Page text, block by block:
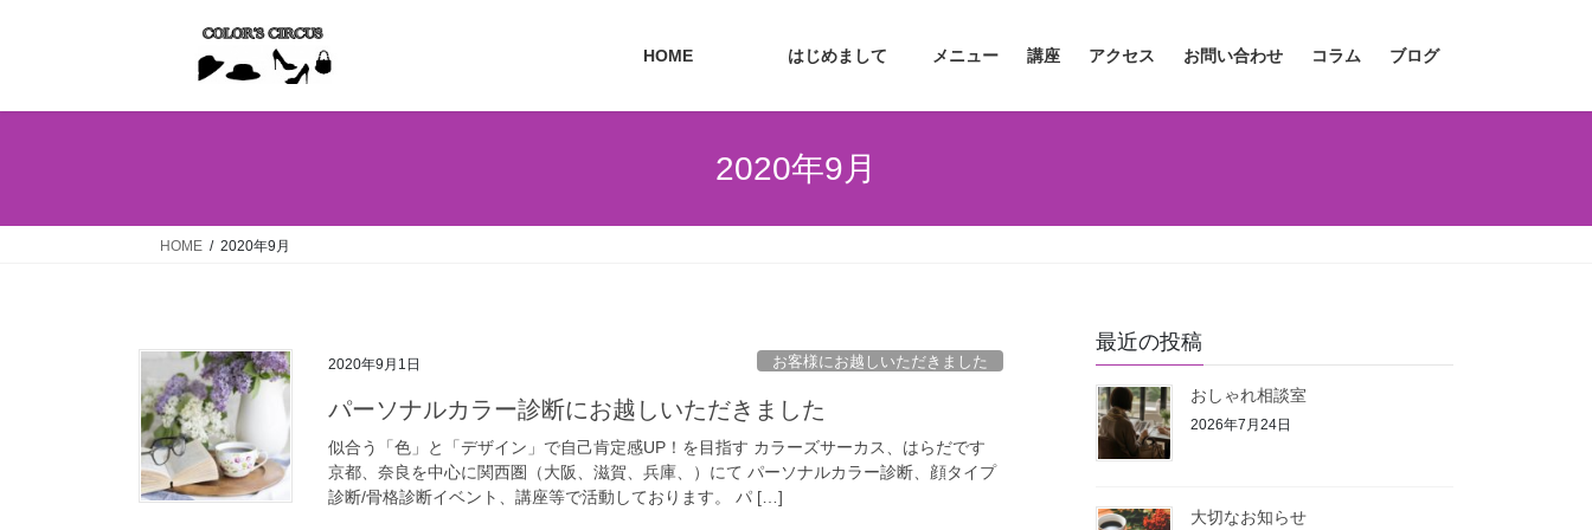
HOME はじめまして メニュー 講座 アクセス お問い合わせ コラム ブログ
2020年9月
HOME 2020年9月
2020年9月1日 お客様にお越しいただきました
パーソナルカラー診断にお越しいただきました
似合う「色」と「デザイン」で自己肯定感UP！を目指す カラーズサーカス、はらだです
京都、奈良を中心に関西圏（大阪、滋賀、兵庫、）にて パーソナルカラー診断、顔タイプ
診断/骨格診断イベント、講座等で活動しております。 パ […]
最近の投稿
おしゃれ相談室
2026年7月24日
大切なお知らせ